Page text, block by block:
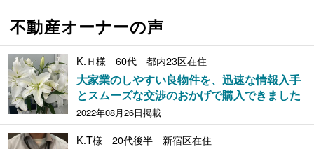
不動産オーナーの声
K.Ｈ様 60代 都内23区在住
大家業のしやすい良物件を、迅速な情報入手
とスムーズな交渉のおかげで購入できました
2022年08月26日掲載
K.T様 20代後半 新宿区在住